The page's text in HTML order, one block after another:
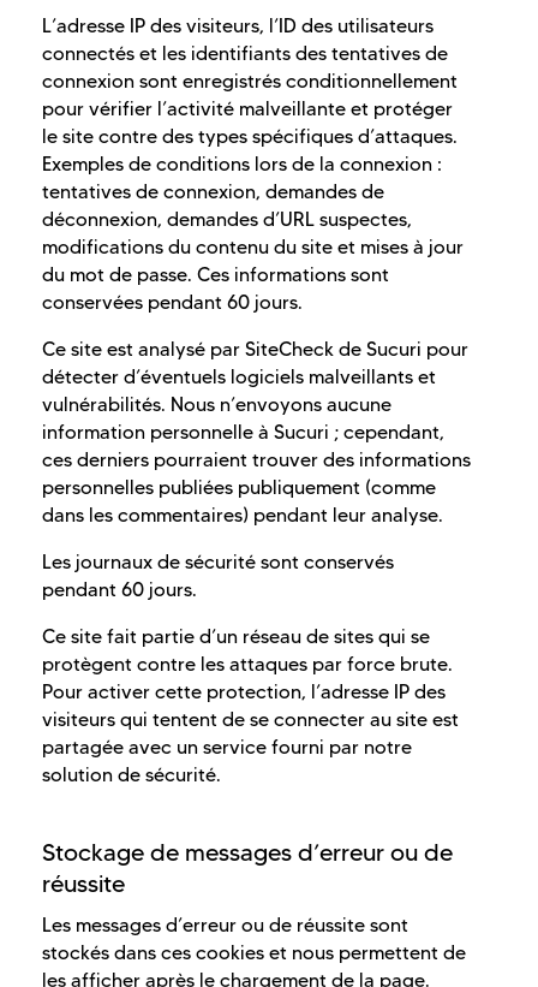
L’adresse IP des visiteurs, l’ID des utilisateurs
connectés et les identifiants des tentatives de
connexion sont enregistrés conditionnellement
pour vérifier l’activité malveillante et protéger
le site contre des types spécifiques d’attaques.
Exemples de conditions lors de la connexion :
tentatives de connexion, demandes de
déconnexion, demandes d’URL suspectes,
modifications du contenu du site et mises à jour
du mot de passe. Ces informations sont
conservées pendant 60 jours.
Ce site est analysé par SiteCheck de Sucuri pour
détecter d’éventuels logiciels malveillants et
vulnérabilités. Nous n’envoyons aucune
information personnelle à Sucuri ; cependant,
ces derniers pourraient trouver des informations
personnelles publiées publiquement (comme
dans les commentaires) pendant leur analyse.
Les journaux de sécurité sont conservés
pendant 60 jours.
Ce site fait partie d’un réseau de sites qui se
protègent contre les attaques par force brute.
Pour activer cette protection, l’adresse IP des
visiteurs qui tentent de se connecter au site est
partagée avec un service fourni par notre
solution de sécurité.
Stockage de messages d’erreur ou de
réussite
Les messages d’erreur ou de réussite sont
stockés dans ces cookies et nous permettent de
les afficher après le chargement de la page.